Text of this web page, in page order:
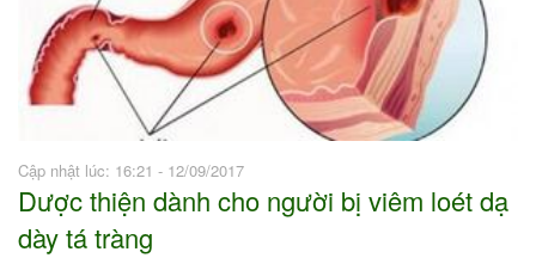
Cập nhật lúc: 16:21 - 12/09/2017
Dược thiện dành cho người bị viêm loét dạ
dày tá tràng